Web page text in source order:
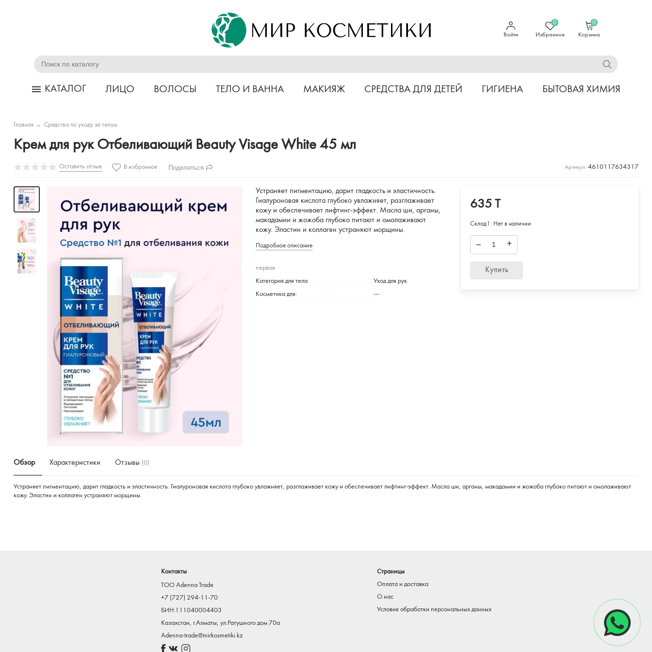
Войти
0
Избранное
0
Корзина
КАТАЛОГ ЛИЦО ВОЛОСЫ ТЕЛО И ВАННА МАКИЯЖ СРЕДСТВА ДЛЯ ДЕТЕЙ ГИГИЕНА БЫТОВАЯ ХИМИЯ
Главная → Средства по уходу за телом
Крем для рук Отбеливающий Beauty Visage White 45 мл
Оставить отзыв В избранное Поделиться Артикул: 4610117634317
Устраняет пигментацию, дарит гладкость и эластичность.
Гиалуроновая кислота глубоко увлажняет, разглаживает
кожу и обеспечивает лифтинг-эффект. Масла ши, арганы,
макадамии и жожоба глубоко питают и омолаживают
кожу. Эластин и коллаген устраняют морщины.
Подробное описание
первая
Категория для тела Уход для рук
Косметика для: ---
635 T
Склад1: Нет в наличии
– +
Купить
Обзор Характеристики Отзывы (0)
Устраняет пигментацию, дарит гладкость и эластичность. Гиалуроновая кислота глубоко увлажняет, разглаживает кожу и обеспечивает лифтинг-эффект. Масла ши, арганы, макадамии и жожоба глубоко питают и омолаживают
кожу. Эластин и коллаген устраняют морщины.
Контакты
TOO Adenna Trade
+7 (727) 294-11-70
БИН:111040004403
Казахстан, г.Алматы, ул.Ратушного дом 70а
Adenna-trade@mirkosmetiki.kz
Страницы
Оплата и доставка
О нас
Условия обработки персональных данных